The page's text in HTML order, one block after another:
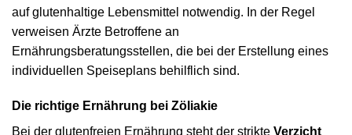
auf glutenhaltige Lebensmittel notwendig. In der Regel
verweisen Ärzte Betroffene an
Ernährungsberatungsstellen, die bei der Erstellung eines
individuellen Speiseplans behilflich sind.
Die richtige Ernährung bei Zöliakie
Bei der glutenfreien Ernährung steht der strikte Verzicht